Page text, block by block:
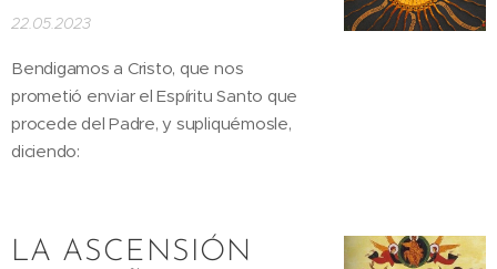
22.05.2023
Bendigamos a Cristo, que nos
prometió enviar el Espíritu Santo que
procede del Padre, y supliquémosle,
diciendo:
LA ASCENSIÓN